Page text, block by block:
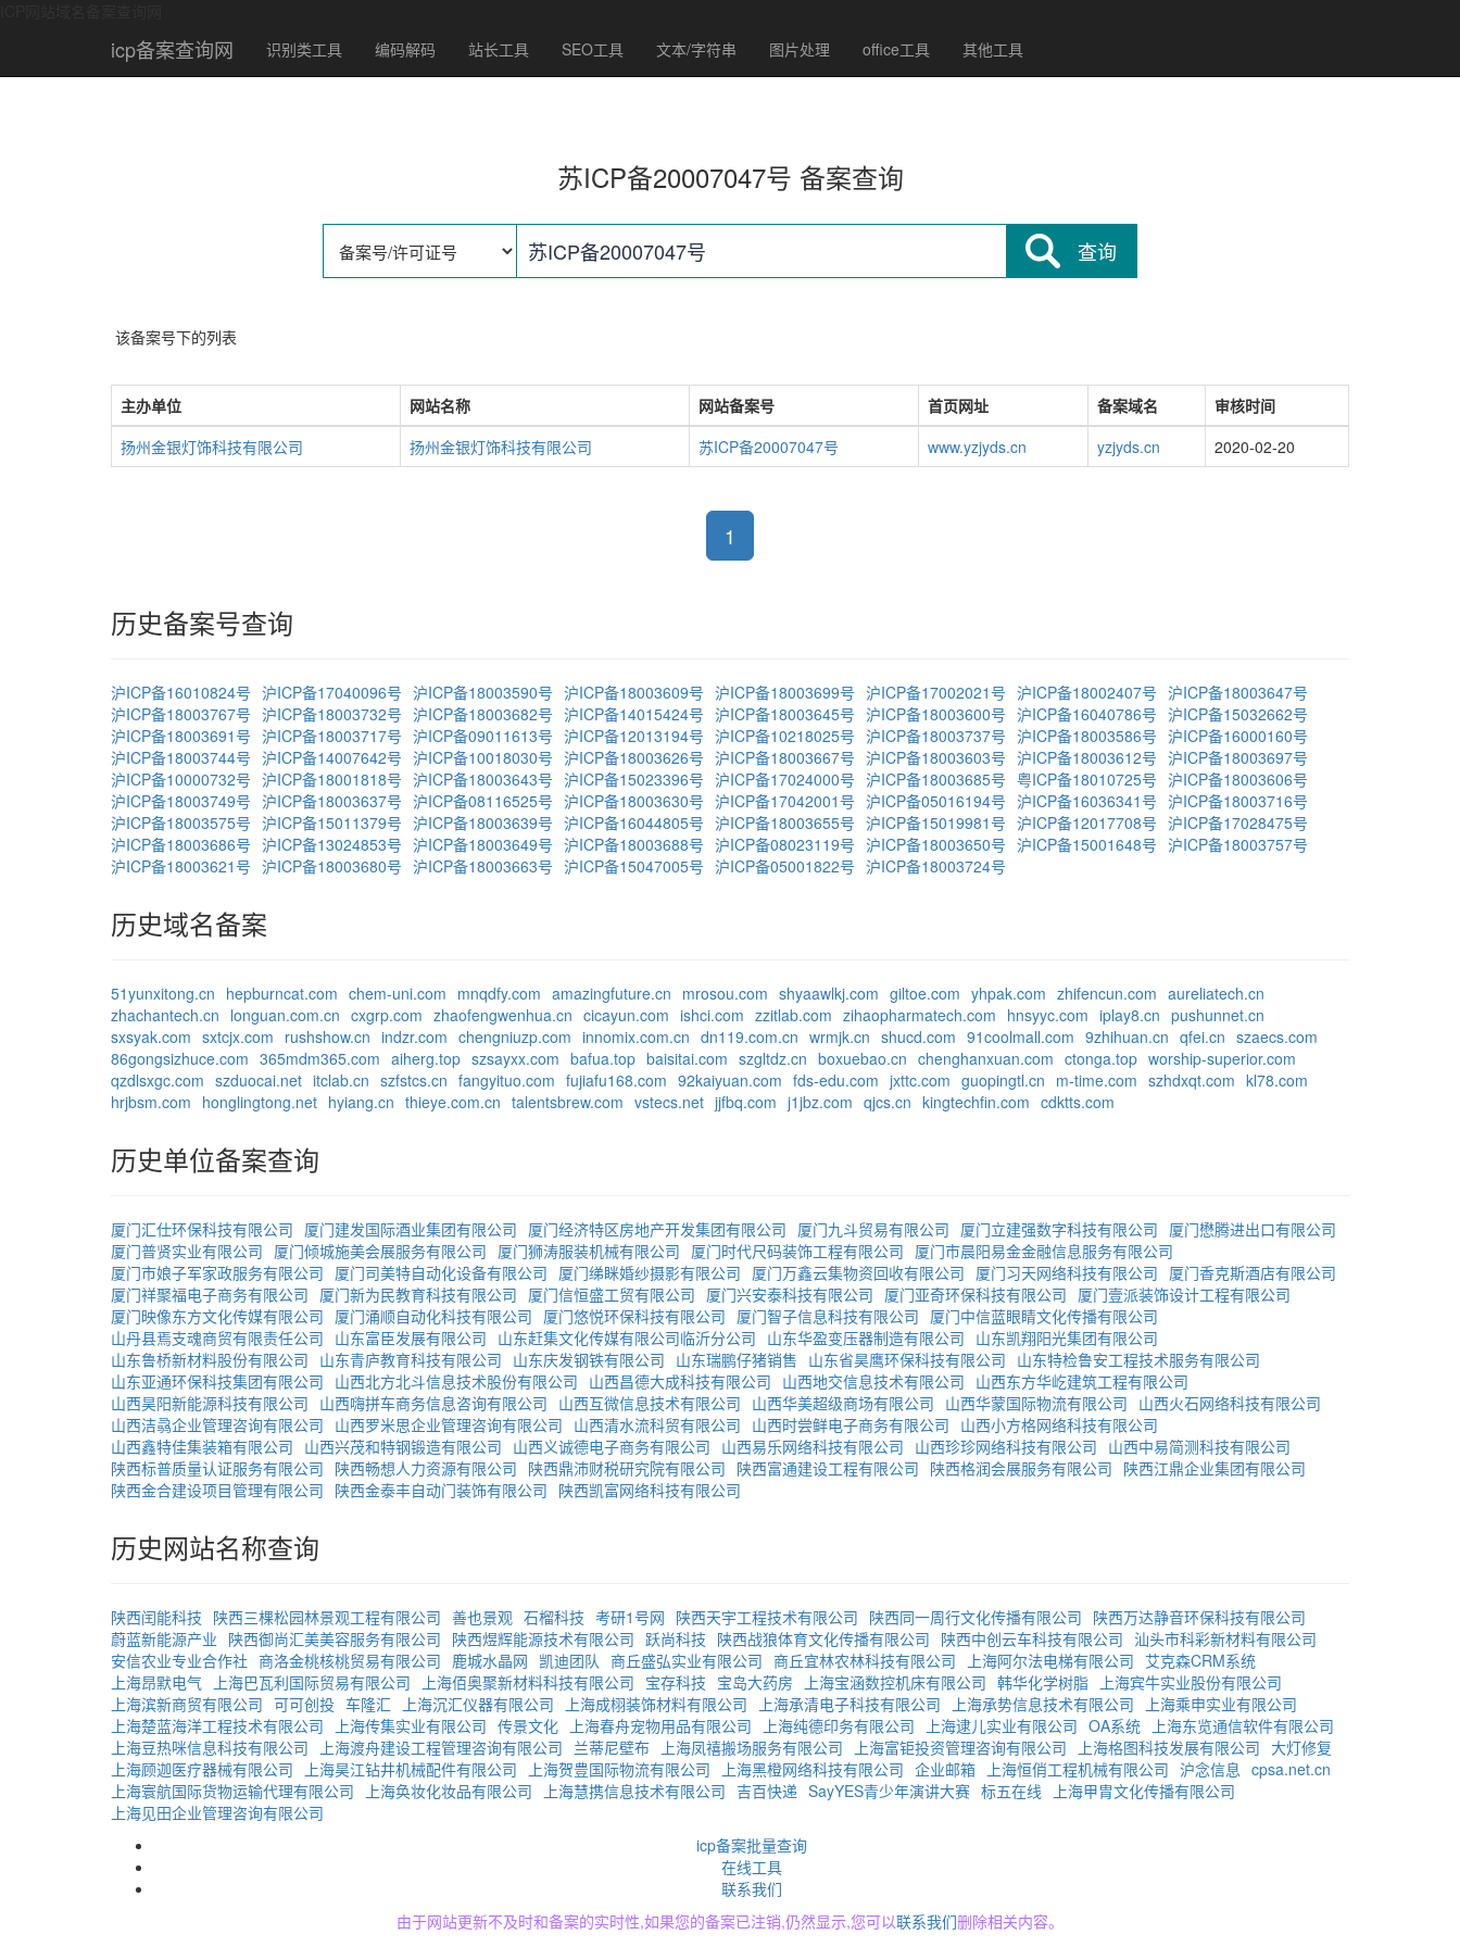
icp备案查询网 识别类工具 编码解码 站长工具 SEO工具 文本/字符串 图片处理 office工具 其他工具
苏ICP备20007047号 备案查询
查询
该备案号下的列表
主办单位 网站名称 网站备案号 首页网址 备案域名
审核时间
扬州金银灯饰科技有限公司
扬州金银灯饰科技有限公司 苏ICP备20007047号 www.yzjyds.cn yzjyds.cn 2020-02-20
1
历史备案号查询
沪ICP备16010824号 沪ICP备17040096号 沪ICP备18003590号 沪ICP备18003609号 沪ICP备18003699号 沪ICP备17002021号 沪ICP备18002407号 沪ICP备18003647号
沪ICP备18003767号 沪ICP备18003732号 沪ICP备18003682号 沪ICP备14015424号 沪ICP备18003645号 沪ICP备18003600号 沪ICP备16040786号 沪ICP备15032662号
沪ICP备18003691号 沪ICP备18003717号 沪ICP备09011613号 沪ICP备12013194号 沪ICP备10218025号 沪ICP备18003737号 沪ICP备18003586号 沪ICP备16000160号
沪ICP备18003744号 沪ICP备14007642号 沪ICP备10018030号 沪ICP备18003626号 沪ICP备18003667号 沪ICP备18003603号 沪ICP备18003612号 沪ICP备18003697号
沪ICP备10000732号 沪ICP备18001818号 沪ICP备18003643号 沪ICP备15023396号 沪ICP备17024000号 沪ICP备18003685号 粤ICP备18010725号 沪ICP备18003606号
沪ICP备18003749号 沪ICP备18003637号 沪ICP备08116525号 沪ICP备18003630号 沪ICP备17042001号 沪ICP备05016194号 沪ICP备16036341号 沪ICP备18003716号
沪ICP备18003575号 沪ICP备15011379号 沪ICP备18003639号 沪ICP备16044805号 沪ICP备18003655号 沪ICP备15019981号 沪ICP备12017708号 沪ICP备17028475号
沪ICP备18003686号 沪ICP备13024853号 沪ICP备18003649号 沪ICP备18003688号 沪ICP备08023119号 沪ICP备18003650号 沪ICP备15001648号 沪ICP备18003757号
沪ICP备18003621号 沪ICP备18003680号 沪ICP备18003663号 沪ICP备15047005号 沪ICP备05001822号 沪ICP备18003724号
历史域名备案
51yunxitong.cn hepburncat.com chem-uni.com mnqdfy.com amazingfuture.cn mrosou.com shyaawlkj.com giltoe.com yhpak.com zhifencun.com aureliatech.cn
zhachantech.cn longuan.com.cn cxgrp.com zhaofengwenhua.cn cicayun.com ishci.com zzitlab.com zihaopharmatech.com hnsyyc.com iplay8.cn pushunnet.cn
sxsyak.com sxtcjx.com rushshow.cn indzr.com chengniuzp.com innomix.com.cn dn119.com.cn wrmjk.cn shucd.com 91coolmall.com 9zhihuan.cn qfei.cn szaecs.com
86gongsizhuce.com 365mdm365.com aiherg.top szsayxx.com bafua.top baisitai.com szgltdz.cn boxuebao.cn chenghanxuan.com ctonga.top worship-superior.com
qzdlsxgc.com szduocai.net itclab.cn szfstcs.cn fangyituo.com fujiafu168.com 92kaiyuan.com fds-edu.com jxttc.com guopingtl.cn m-time.com szhdxqt.com kl78.com
hrjbsm.com honglingtong.net hyiang.cn thieye.com.cn talentsbrew.com vstecs.net jjfbq.com j1jbz.com qjcs.cn kingtechfin.com cdktts.com
历史单位备案查询
厦门汇仕环保科技有限公司 厦门建发国际酒业集团有限公司 厦门经济特区房地产开发集团有限公司 厦门九斗贸易有限公司 厦门立建强数字科技有限公司 厦门懋腾进出口有限公司
厦门普贤实业有限公司 厦门倾城施美会展服务有限公司 厦门狮涛服装机械有限公司 厦门时代尺码装饰工程有限公司 厦门市晨阳易金金融信息服务有限公司
厦门市娘子军家政服务有限公司 厦门司美特自动化设备有限公司 厦门绨眯婚纱摄影有限公司 厦门万鑫云集物资回收有限公司 厦门习天网络科技有限公司 厦门香克斯酒店有限公司
厦门祥聚福电子商务有限公司 厦门新为民教育科技有限公司 厦门信恒盛工贸有限公司 厦门兴安泰科技有限公司 厦门亚奇环保科技有限公司 厦门壹派装饰设计工程有限公司
厦门映像东方文化传媒有限公司 厦门涌顺自动化科技有限公司 厦门悠悦环保科技有限公司 厦门智子信息科技有限公司 厦门中信蓝眼睛文化传播有限公司
山丹县焉支魂商贸有限责任公司 山东富臣发展有限公司 山东赶集文化传媒有限公司临沂分公司 山东华盈变压器制造有限公司 山东凯翔阳光集团有限公司
山东鲁桥新材料股份有限公司 山东青庐教育科技有限公司 山东庆发钢铁有限公司 山东瑞鹏仔猪销售 山东省昊鹰环保科技有限公司 山东特检鲁安工程技术服务有限公司
山东亚通环保科技集团有限公司 山西北方北斗信息技术股份有限公司 山西昌德大成科技有限公司 山西地交信息技术有限公司 山西东方华屹建筑工程有限公司
山西昊阳新能源科技有限公司 山西嗨拼车商务信息咨询有限公司 山西互微信息技术有限公司 山西华美超级商场有限公司 山西华蒙国际物流有限公司 山西火石网络科技有限公司
山西洁骉企业管理咨询有限公司 山西罗米思企业管理咨询有限公司 山西清水流科贸有限公司 山西时尝鲜电子商务有限公司 山西小方格网络科技有限公司
山西鑫特佳集装箱有限公司 山西兴茂和特钢锻造有限公司 山西义诚德电子商务有限公司 山西易乐网络科技有限公司 山西珍珍网络科技有限公司 山西中易简测科技有限公司
陕西标普质量认证服务有限公司 陕西畅想人力资源有限公司 陕西鼎沛财税研究院有限公司 陕西富通建设工程有限公司 陕西格润会展服务有限公司 陕西江鼎企业集团有限公司
陕西金合建设项目管理有限公司 陕西金泰丰自动门装饰有限公司 陕西凯富网络科技有限公司
历史网站名称查询
陕西闰能科技 陕西三棵松园林景观工程有限公司 善也景观 石榴科技 考研1号网 陕西天宇工程技术有限公司 陕西同一周行文化传播有限公司 陕西万达静音环保科技有限公司
蔚蓝新能源产业 陕西御尚汇美美容服务有限公司 陕西煜辉能源技术有限公司 跃尚科技 陕西战狼体育文化传播有限公司 陕西中创云车科技有限公司 汕头市科彩新材料有限公司
安信农业专业合作社 商洛金桃核桃贸易有限公司 鹿城水晶网 凯迪团队 商丘盛弘实业有限公司 商丘宜林农林科技有限公司 上海阿尔法电梯有限公司 艾克森CRM系统
上海昂默电气
上海巴瓦利国际贸易有限公司 上海佰奥聚新材料科技有限公司 宝存科技 宝岛大药房 上海宝涵数控机床有限公司 韩华化学树脂
上海宾牛实业股份有限公司
上海滨新商贸有限公司 可可创投 车隆汇 上海沉汇仪器有限公司 上海成栩装饰材料有限公司 上海承清电子科技有限公司 上海承势信息技术有限公司
上海乘申实业有限公司
上海楚蓝海洋工程技术有限公司
上海传集实业有限公司 传景文化 上海春舟宠物用品有限公司 上海纯德印务有限公司 上海逮儿实业有限公司 OA系统
上海东览通信软件有限公司
上海豆热咪信息科技有限公司
上海渡舟建设工程管理咨询有限公司 兰蒂尼壁布 上海凤禧搬场服务有限公司 上海富钜投资管理咨询有限公司 上海格图科技发展有限公司 大灯修复
上海顾迦医疗器械有限公司
上海昊江钻井机械配件有限公司 上海贺豊国际物流有限公司 上海黑橙网络科技有限公司 企业邮箱 上海恒俏工程机械有限公司 沪念信息 cpsa.net.cn
上海寰航国际货物运输代理有限公司
上海奂妆化妆品有限公司 上海慧携信息技术有限公司 吉百快递 SayYES青少年演讲大赛 标五在线
上海甲胄文化传播有限公司
上海见田企业管理咨询有限公司
icp备案批量查询
在线工具
联系我们
由于网站更新不及时和备案的实时性,如果您的备案已注销,仍然显示,您可以联系我们删除相关内容。